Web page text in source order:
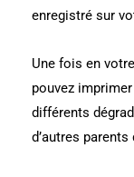
enregistré sur
Une fois en
pouvez
différents
d’autres